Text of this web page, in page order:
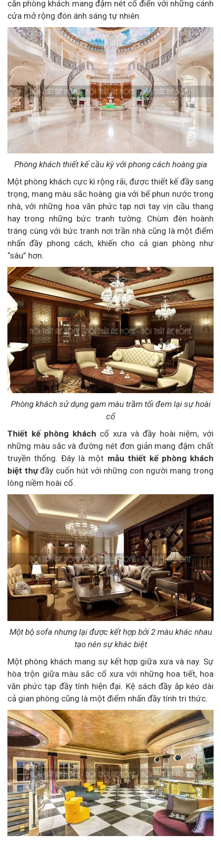
căn phòng khách mang đậm nét cổ điển với những cánh
cửa mở rộng đón ánh sáng tự nhiên.
Phòng khách thiết kế cầu kỳ với phong cách hoàng gia
Một phòng khách cực kì rộng rãi, được thiết kế đầy sang
trọng, mang màu sắc hoàng gia với bể phun nước trong
nhà, với những hoa văn phức tạp nơi tay vịn cầu thang
hay trong những bức tranh tường. Chùm đèn hoành
tráng cùng với bức tranh nơi trần nhà cũng là một điểm
nhấn đầy phong cách, khiến cho cả gian phòng như
“sâu” hơn.
Phòng khách sử dụng gam màu trầm tối đem lại sự hoài
cổ
Thiết kế phòng khách cổ xưa và đầy hoài niệm, với
những màu sắc và đường nét đơn giản mang đậm chất
truyền thống. Đây là một mẫu thiết kế phòng khách
biệt thựđầy cuốn hút với những con người mang trong
lòng niềm hoài cổ.
Một bộ sofa nhưng lại được kết hợp bởi 2 màu khác nhau
tạo nên sự khác biệt
Một phòng khách mang sự kết hợp giữa xưa và nay. Sự
hòa trộn giữa màu sắc cổ xưa với những hoa tiết, hoa
văn phức tạp đầy tính hiện đại. Kệ sách đầy ắp kéo dài
cả gian phòng cũng là một điểm nhấn đầy tính tri thức.